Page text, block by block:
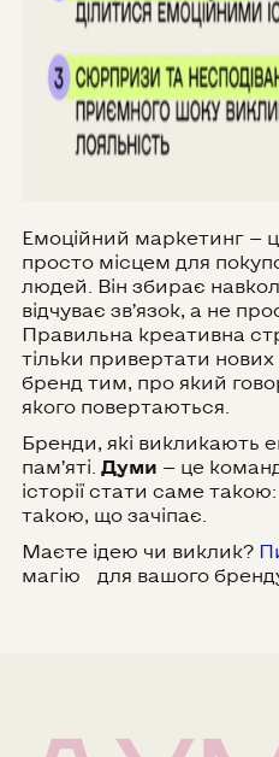
Емоційний маркетинг —
просто місцем для
людей. Він збирає
відчуває зв’язок, а не
Правильна креативна
тільки привертати нових
бренд тим, про який
якого повертаються.
Бренди, які викликають
пам’яті. Думи — це
історії стати саме
такою, що зачіпає.
Маєте ідею чи виклик?
магію для вашого